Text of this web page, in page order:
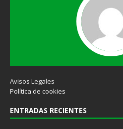
Avisos Legales
Política de cookies
ENTRADAS RECIENTES